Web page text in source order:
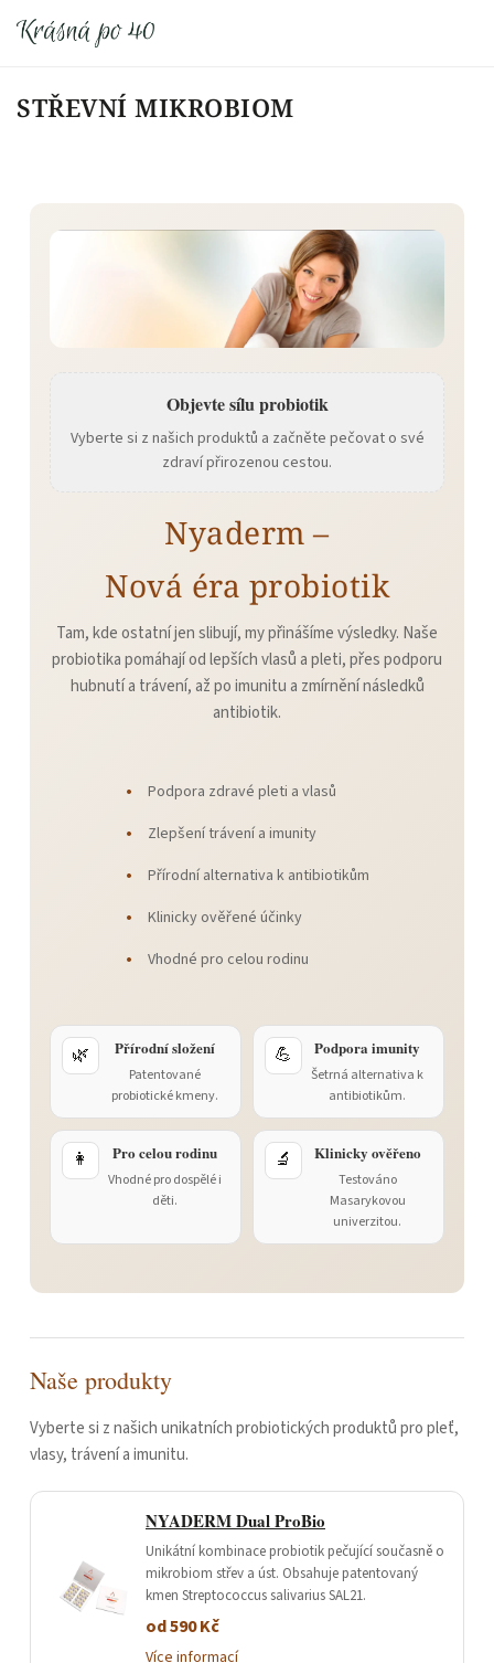
STŘEVNÍ MIKROBIOM
Nyaderm –
Nová éra probiotik
Tam, kde ostatní jen slibují, my přinášíme výsledky. Naše
probiotika pomáhají od lepších vlasů a pleti, přes podporu
hubnutí a trávení, až po imunitu a zmírnění následků
antibiotik.
Podpora zdravé pleti a vlasů
Zlepšení trávení a imunity
Přírodní alternativa k antibiotikům
Klinicky ověřené účinky
Vhodné pro celou rodinu
🌿 Přírodní složení
Patentované
probiotické kmeny.
💪 Podpora imunity
Šetrná alternativa k
antibiotikům.
👩 Pro celou rodinu
Vhodné pro dospělé i
děti.
🔬 Klinicky ověřeno
Testováno
Masarykovou
univerzitou.
Objevte sílu probiotik
Vyberte si z našich produktů a začněte pečovat o své
zdraví přirozenou cestou.
Naše produkty
Vyberte si z našich unikatních probiotických produktů pro pleť,
vlasy, trávení a imunitu.
NYADERM Dual ProBio
Unikátní kombinace probiotik pečující současně o
mikrobiom střev a úst. Obsahuje patentovaný
kmen Streptococcus salivarius SAL21.
od 590 Kč
Více informací